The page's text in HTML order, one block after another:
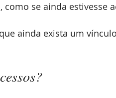
se ainda estivesse
ainda exista um